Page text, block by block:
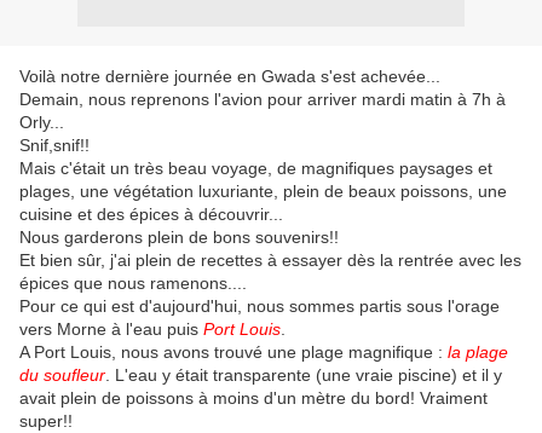
Voilà notre dernière journée en Gwada s'est achevée...
Demain, nous reprenons l'avion pour arriver mardi matin à 7h à
Orly...
Snif,snif!!
Mais c'était un très beau voyage, de magnifiques paysages et
plages, une végétation luxuriante, plein de beaux poissons, une
cuisine et des épices à découvrir...
Nous garderons plein de bons souvenirs!!
Et bien sûr, j'ai plein de recettes à essayer dès la rentrée avec les
épices que nous ramenons....
Pour ce qui est d'aujourd'hui, nous sommes partis sous l'orage
vers Morne à l'eau puis Port Louis
A Port Louis, nous avons trouvé une plage magnifique : la plage
du soufleur . L'eau y était transparente (une vraie piscine) et il y
avait plein de poissons à moins d'un mètre du bord! Vraiment
super!!